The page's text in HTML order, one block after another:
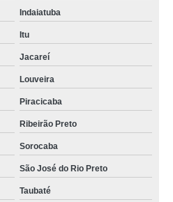
Indaiatuba
Itu
Jacareí
Louveira
Piracicaba
Ribeirão Preto
Sorocaba
São José do Rio Preto
Taubaté